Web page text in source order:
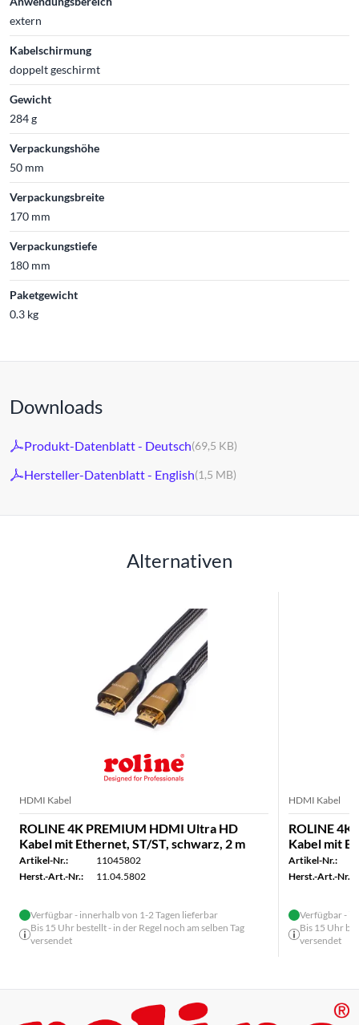
extern
Kabelschirmung
doppelt geschirmt
Gewicht
284 g
Verpackungshöhe
50 mm
Verpackungsbreite
170 mm
Verpackungstiefe
180 mm
Paketgewicht
0.3 kg
Downloads
Produkt-Datenblatt - Deutsch(69,5 KB)
Hersteller-Datenblatt - English(1,5 MB)
Alternativen
HDMI Kabel
ROLINE 4K PREMIUM HDMI Ultra HD
Kabel mit Ethernet, ST/ST, schwarz, 2 m
Artikel-Nr.:
11045802
Herst.-Art.-Nr.:
11.04.5802
Verfügbar - innerhalb von 1-2 Tagen lieferbar
Bis 15 Uhr bestellt - in der Regel noch am selben Tag
versendet
HDMI Kabel
ROLINE
Kabel mit
Artikel-Nr.:
Herst.-Art.-Nr.:
Verfügbar -
Bis 15 Uhr
versendet